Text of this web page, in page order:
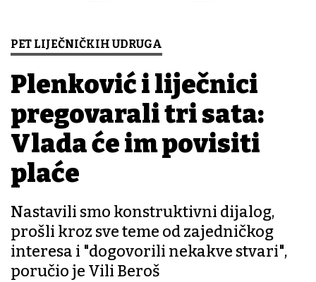
PET LIJEČNIČKIH UDRUGA
Plenković i liječnici
pregovarali tri sata:
Vlada će im povisiti
plaće
Nastavili smo konstruktivni dijalog,
prošli kroz sve teme od zajedničkog
interesa i "dogovorili nekakve stvari",
poručio je Vili Beroš